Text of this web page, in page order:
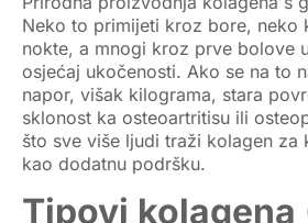
Neko to primijeti kroz bore, neko
nokte, a mnogi kroz prve bolove
osjećaj ukočenosti. Ako se na to
napor, višak kilograma, stara
sklonost ka osteoartritisu ili
što sve više ljudi traži kolagen za
kao dodatnu podršku.
Tipovi kolagena